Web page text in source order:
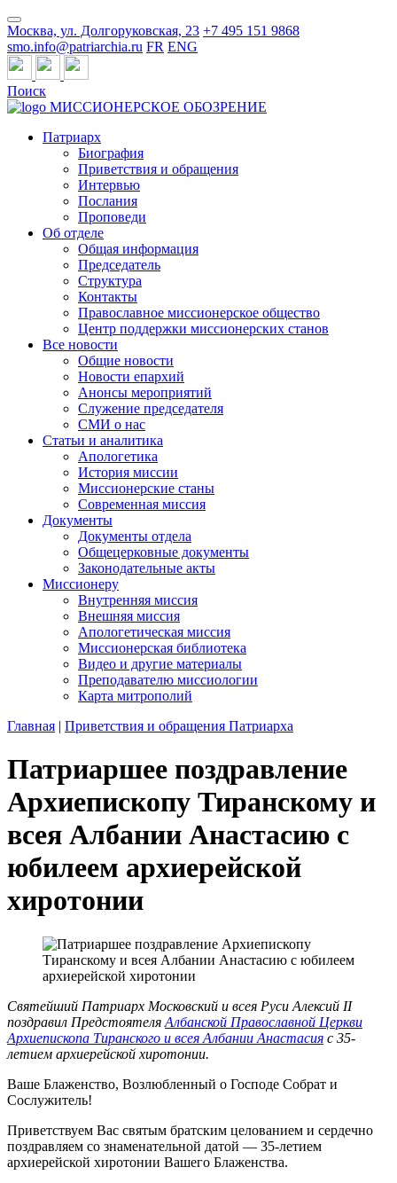
Москва, ул. Долгоруковская, 23 +7 495 151 9868
smo.info@patriarchia.ru FR ENG
Поиск
МИССИОНЕРСКОЕ ОБОЗРЕНИЕ
Патриарх
Биография
Приветствия и обращения
Интервью
Послания
Проповеди
Об отделе
Общая информация
Председатель
Структура
Контакты
Православное миссионерское общество
Центр поддержки миссионерских станов
Все новости
Общие новости
Новости епархий
Анонсы мероприятий
Служение председателя
СМИ о нас
Статьи и аналитика
Апологетика
История миссии
Миссионерские станы
Современная миссия
Документы
Документы отдела
Общецерковные документы
Законодательные акты
Миссионеру
Внутренняя миссия
Внешняя миссия
Апологетическая миссия
Миссионерская библиотека
Видео и другие материалы
Преподавателю миссиологии
Карта митрополий
Главная | Приветствия и обращения Патриарха
Патриаршее поздравление
Архиепископу Тиранскому и
всея Албании Анастасию с
юбилеем архиерейской
хиротонии
Святейший Патриарх Московский и всея Руси Алексий II
поздравил Предстоятеля Албанской Православной Церкви
Архиепископа Тиранского и всея Албании Анастасия с 35-
летием архиерейской хиротонии.
Ваше Блаженство, Возлюбленный о Господе Собрат и
Сослужитель!
Приветствуем Вас святым братским целованием и сердечно
поздравляем со знаменательной датой — 35-летием
архиерейской хиротонии Вашего Блаженства.